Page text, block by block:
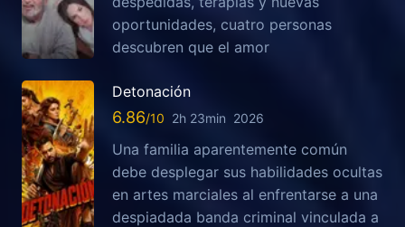
oportunidades, cuatro personas
descubren que el amor
Detonación
6.86 2h 23min 2026
Una familia aparentemente común
debe desplegar sus habilidades ocultas
en artes marciales al enfrentarse a una
despiadada banda criminal vinculada a